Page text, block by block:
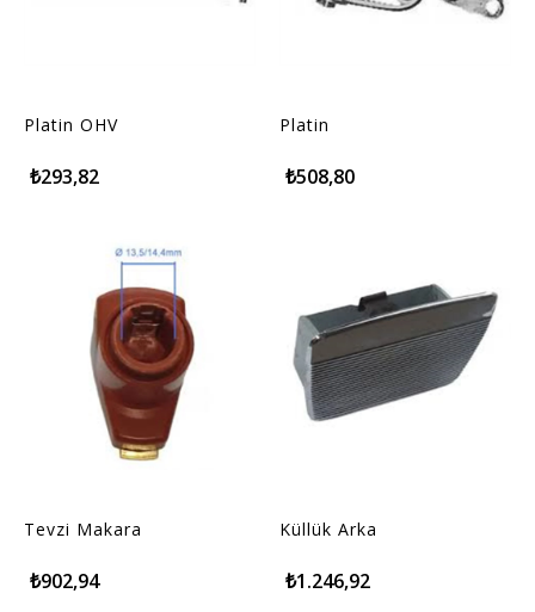
Platin OHV
₺293,82
Platin
₺508,80
Tevzi Makara
₺902,94
Küllük Arka
₺1.246,92